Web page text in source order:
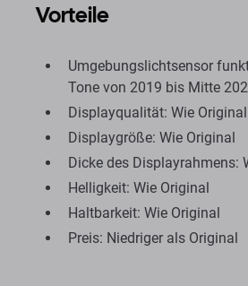
Vorteile
Umgebungslichtsensor
Tone von 2019 bis Mitte
Displayqualität: Wie Original
Displaygröße: Wie Original
Dicke des Displayrahmens:
Helligkeit: Wie Original
Haltbarkeit: Wie Original
Preis: Niedriger als Original